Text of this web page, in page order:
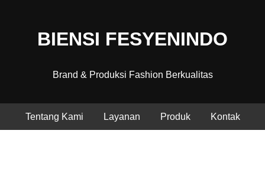
BIENSI FESYENINDO
Brand & Produksi Fashion Berkualitas
Tentang Kami Layanan Produk Kontak